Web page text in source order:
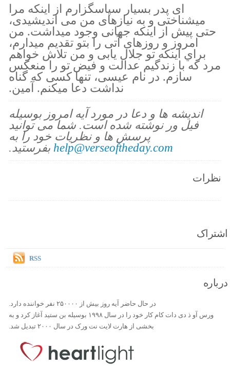
اى پدر بسيار سپاسگزارم از اينكه مرا
ميشناختى و به نيازهاى من مى انديشيدى،
حتى پيش از اينكه جهانى وجود ميداشت. من
امروز و روزهاى آتى را بتو تقديم ميدارم،
براي اينكه تو جلال يابى و من تلاش خواهم
مرد كه با زندگيم عدالت و فيض تو را منعكس
سازم. در نام عيسى، تنها كسى كه گناه
نداشت دعا ميكنم. آمين.
اندیشه ها و دعا در مورد آیه امروز بوسیله
فیل ور نوشته شده است. شما می توانید
پرسش ها و نظریات خود را به
help@verseoftheday.com بفرستید.
نظرات
اشتراک
RSS
درباره
در حال حاضر آیه روز بیش از ۲۵۰۰۰۰ نفر خواننده دارد.
ورس آو ذ دی دات کام کار خود را در سال ۱۹۹۸ بوسیله بن ستید آغاز کرد و به
بخشی از هارت لایت نت ورک در سال ۲۰۰۰ تبدیل شد.